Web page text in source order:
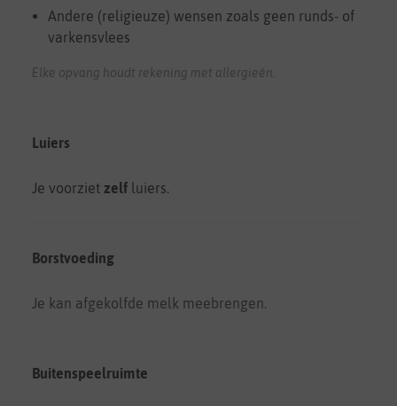
Andere (religieuze) wensen zoals geen runds- of
varkensvlees
Elke opvang houdt rekening met allergieën.
Luiers
Je voorziet zelf luiers.
Borstvoeding
Je kan afgekolfde melk meebrengen.
Buitenspeelruimte